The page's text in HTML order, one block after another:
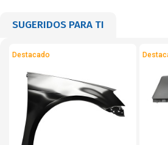
SUGERIDOS PARA TI
Destacado